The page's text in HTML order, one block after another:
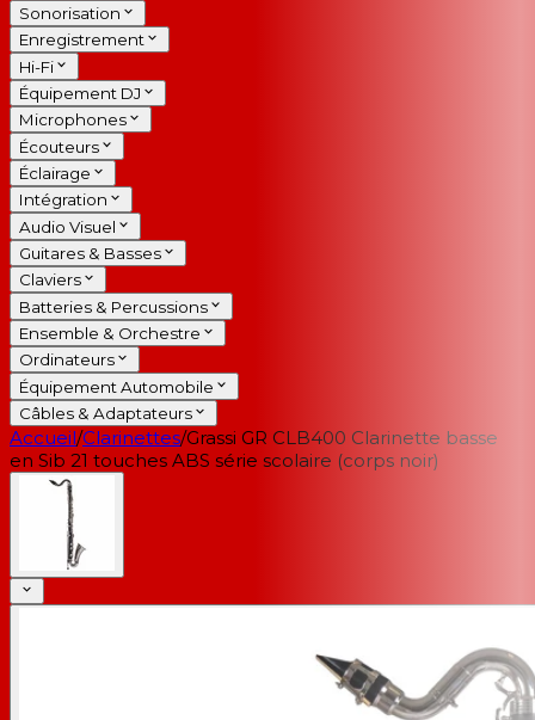
Sonorisation
Enregistrement
Hi-Fi
Équipement DJ
Microphones
Écouteurs
Éclairage
Intégration
Audio Visuel
Guitares & Basses
Claviers
Batteries & Percussions
Ensemble & Orchestre
Ordinateurs
Équipement Automobile
Câbles & Adaptateurs
Accueil/Clarinettes/Grassi GR CLB400 Clarinette basse
en Sib 21 touches ABS série scolaire (corps noir)